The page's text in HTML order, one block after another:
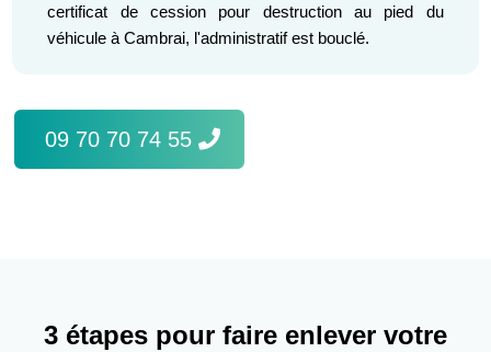
certificat de cession pour destruction au pied du
véhicule à Cambrai, l'administratif est bouclé.
09 70 70 74 55
3 étapes pour faire enlever votre